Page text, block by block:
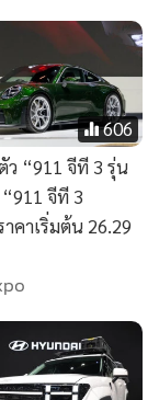
606
ว “911 จีที 3 รุ่น
จีที 3
คาเริ่มต้น 26.29